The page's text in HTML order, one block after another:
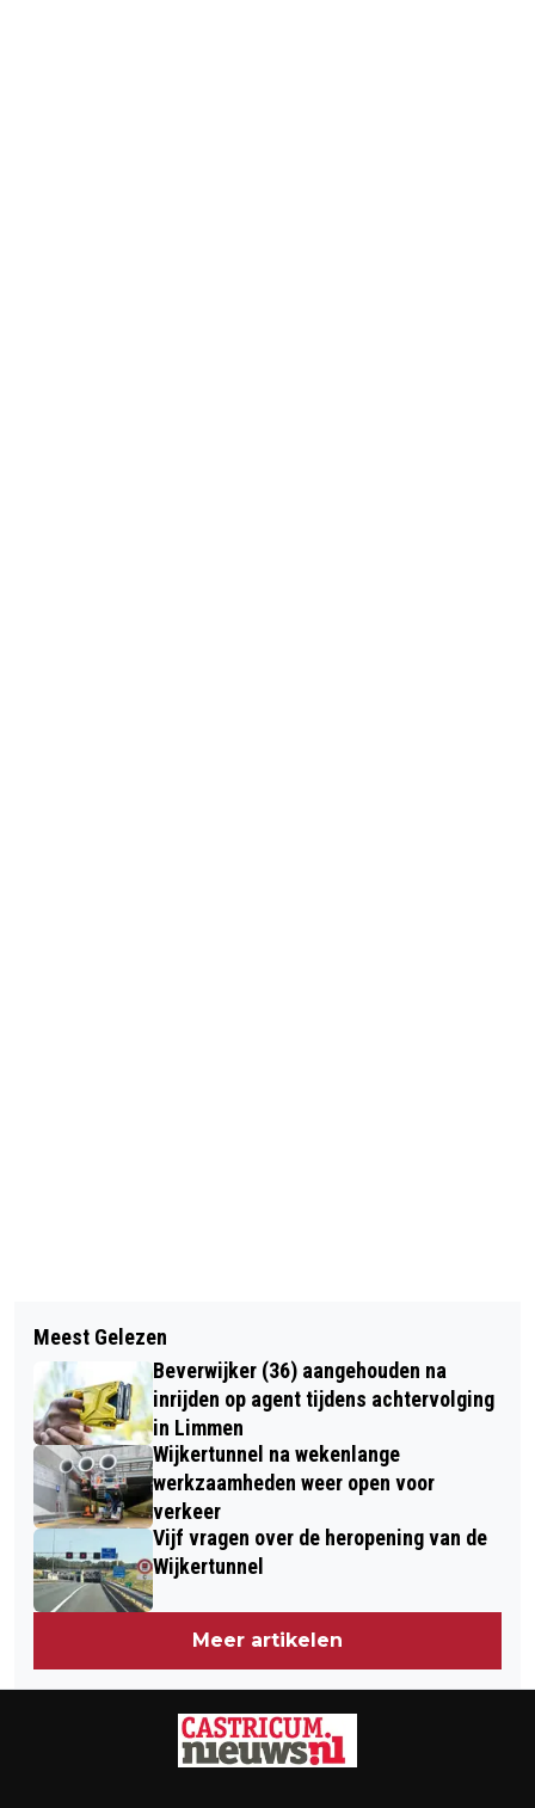
‘HARDLOPERS, DOODLOPERS’:
JAARLIJKS LOPEN MEER DAN 300
NEDERLANDERS ZICH DOOD… OF TOCH
NIET?
WAT EEN FEEST: HET IS VANDAAG
WERELD CHOCOLADEDAG!
Meest Gelezen
Beverwijker (36) aangehouden na
inrijden op agent tijdens achtervolging
in Limmen
Wijkertunnel na wekenlange
werkzaamheden weer open voor
verkeer
Vijf vragen over de heropening van de
Wijkertunnel
Meer artikelen